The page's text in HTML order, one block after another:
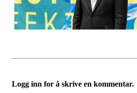
Logg inn for å skrive en kommentar.